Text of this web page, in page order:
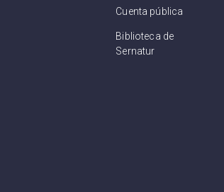
Cuenta pública
Biblioteca de
Sernatur